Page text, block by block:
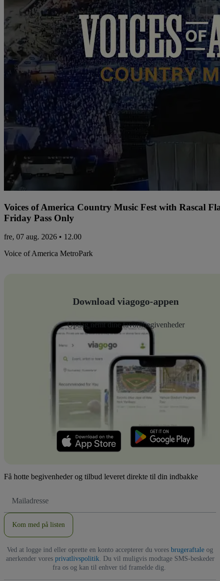
Voices of America Country Music Fest with Rascal
Friday Pass Only
fre, 07 aug. 2026 • 12.00
Voice of America MetroPark
Download viagogo-appen
Opdag nemt dine favoritbegivenheder
Få hotte begivenheder og tilbud leveret direkte til din indbakke
adresse
Kom med på listen
Ved at logge ind eller oprette en konto accepterer du vores brugeraftale og
anerkender vores privatlivspolitik. Du vil muligvis modtage SMS-beskeder
fra os og kan til enhver tid framelde dig.